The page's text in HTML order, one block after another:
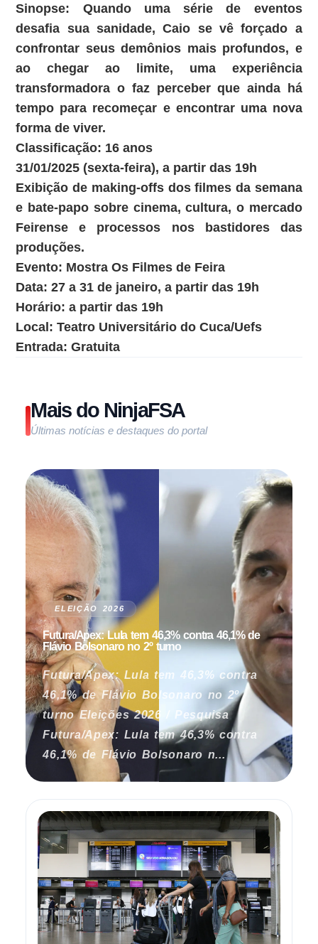
Sinopse: Quando uma série de eventos
desafia sua sanidade, Caio se vê forçado a
confrontar seus demônios mais profundos, e
ao chegar ao limite, uma experiência
transformadora o faz perceber que ainda há
tempo para recomeçar e encontrar uma nova
forma de viver.
Classificação: 16 anos
31/01/2025 (sexta-feira), a partir das 19h
Exibição de making-offs dos filmes da semana
e bate-papo sobre cinema, cultura, o mercado
Feirense e processos nos bastidores das
produções.
Evento: Mostra Os Filmes de Feira
Data: 27 a 31 de janeiro, a partir das 19h
Horário: a partir das 19h
Local: Teatro Universitário do Cuca/Uefs
Entrada: Gratuita
Mais do NinjaFSA
Últimas notícias e destaques do portal
ELEIÇÃO 2026
Futura/Apex: Lula tem 46,3% contra 46,1% de
Flávio Bolsonaro no 2º turno
Futura/Apex: Lula tem 46,3% contra
46,1% de Flávio Bolsonaro no 2º
turno Eleições 2026 / Pesquisa
Futura/Apex: Lula tem 46,3% contra
46,1% de Flávio Bolsonaro n...